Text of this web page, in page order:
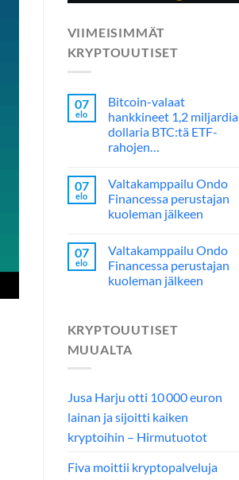
VIIMEISIMMÄT
KRYPTOUUTISET
07
elo
Bitcoin-valaat
hankkineet 1,2 miljardia
dollaria BTC:tä ETF-
rahojen…
07
elo
Valtakamppailu Ondo
Financessa perustajan
kuoleman jälkeen
07
elo
Valtakamppailu Ondo
Financessa perustajan
kuoleman jälkeen
KRYPTOUUTISET
MUUALTA
Jusa Harju otti 10 000 euron
lainan ja sijoitti kaiken
kryptoihin – Hirmutuotot
Fiva moittii kryptopalveluja